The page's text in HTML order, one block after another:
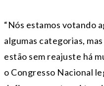
“Nós estamos votando
algumas categorias,
estão sem reajuste há
o Congresso Nacional